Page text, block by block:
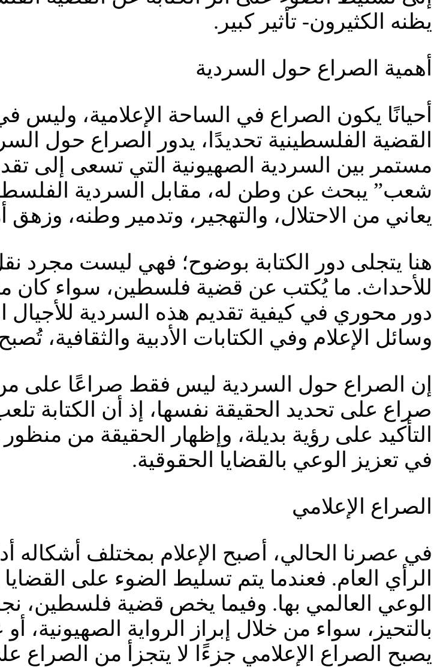
يظنه الكثيرون- تأثير كبير.
أهمية الصراع حول السردية
أحيانًا يكون الصراع في الساحة الإعلامية،
القضية الفلسطينية تحديدًا، يدور الصراع حول
مستمر بين السردية الصهيونية التي تسعى إلى
شعب” يبحث عن وطن له، مقابل السردية
يعاني من الاحتلال، والتهجير، وتدمير وطنه، وزهق
هنا يتجلى دور الكتابة بوضوح؛ فهي ليست مجرد
للأحداث. ما يُكتب عن قضية فلسطين، سواء كان
دور محوري في كيفية تقديم هذه السردية للأجيال
وسائل الإعلام وفي الكتابات الأدبية والثقافية،
إن الصراع حول السردية ليس فقط صراعًا على
صراع على تحديد الحقيقة نفسها، إذ أن الكتابة
التأكيد على رؤية بديلة، وإظهار الحقيقة من
في تعزيز الوعي بالقضايا الحقوقية.
الصراع الإعلامي
في عصرنا الحالي، أصبح الإعلام بمختلف أشكاله
الرأي العام. فعندما يتم تسليط الضوء على
الوعي العالمي بها. وفيما يخص قضية فلسطين، نجد
بالتحيز، سواء من خلال إبراز الرواية الصهيونية،
يصبح الصراع الإعلامي جزءًا لا يتجزأ من الصراع